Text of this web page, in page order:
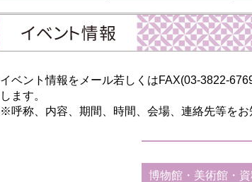
イベント情報を メール若しくはFAX(03-3822-
します。
※呼称、内容、期間、時間、会場、連絡先等をお
博物館・美術館・